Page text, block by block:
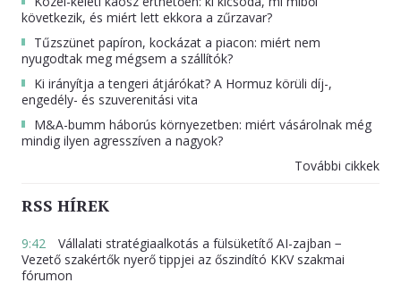
következik, és miért lett ekkora a zűrzavar?
Tűzszünet papíron, kockázat a piacon: miért nem
nyugodtak meg mégsem a szállítók?
Ki irányítja a tengeri átjárókat? A Hormuz körüli díj-,
engedély- és szuverenitási vita
M&A-bumm háborús környezetben: miért vásárolnak még
mindig ilyen agresszíven a nagyok?
További cikkek
RSS HÍREK
9:42
Vállalati stratégiaalkotás a fülsüketítő AI-zajban −
Vezető szakértők nyerő tippjei az őszindító KKV szakmai
fórumon